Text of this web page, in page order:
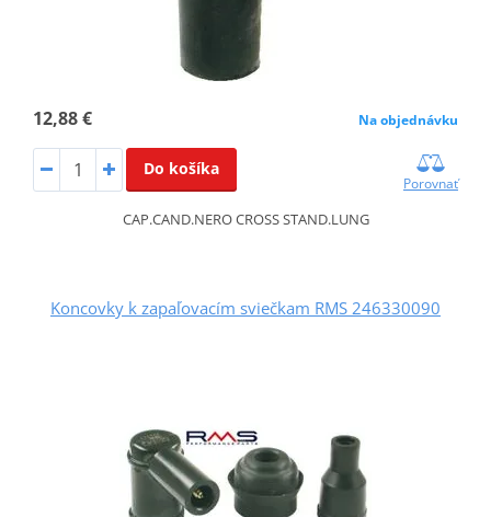
12,88 € Na objednávku
Do košíka
Porovnať
CAP.CAND.NERO CROSS STAND.LUNG
Koncovky k zapaľovacím sviečkam RMS 246330090